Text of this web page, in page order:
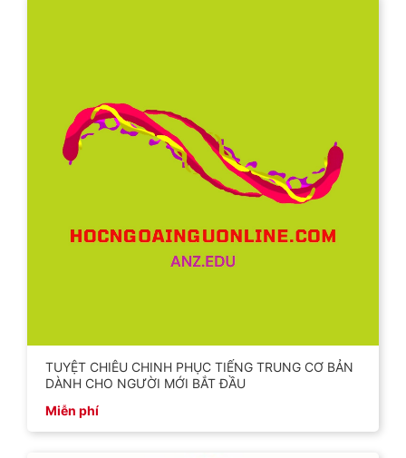
TUYỆT CHIÊU CHINH PHỤC TIẾNG TRUNG CƠ BẢN
DÀNH CHO NGƯỜI MỚI BẮT ĐẦU
Miễn phí